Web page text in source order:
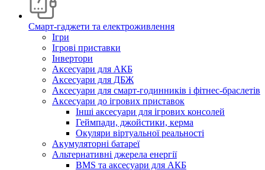
Смарт-гаджети та електроживлення
Ігри
Ігрові приставки
Інвертори
Аксесуари для АКБ
Аксесуари для ДБЖ
Аксесуари для смарт-годинників і фітнес-браслетів
Аксесуари до ігрових приставок
Інші аксесуари для ігрових консолей
Геймпади, джойстики, керма
Окуляри віртуальної реальності
Акумуляторні батареї
Альтернативні джерела енергії
BMS та аксесуари для АКБ